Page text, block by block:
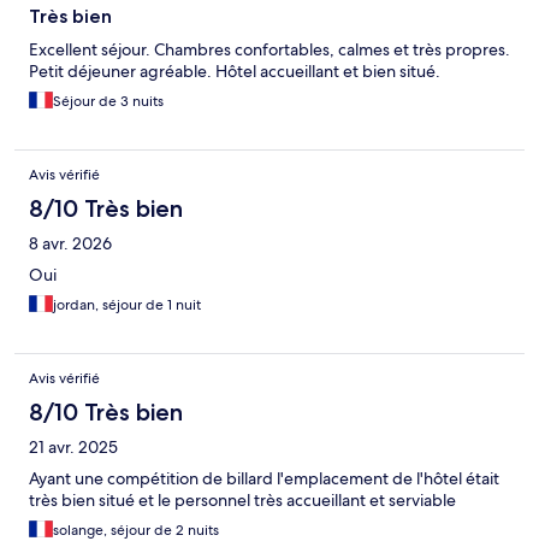
Très bien
Excellent séjour. Chambres confortables, calmes et très propres.
Petit déjeuner agréable. Hôtel accueillant et bien situé.
Séjour de 3 nuits
Avis vérifié
8/10 Très bien
8 avr. 2026
Oui
jordan, séjour de 1 nuit
Avis vérifié
8/10 Très bien
21 avr. 2025
Ayant une compétition de billard l'emplacement de l'hôtel était
très bien situé et le personnel très accueillant et serviable
solange, séjour de 2 nuits